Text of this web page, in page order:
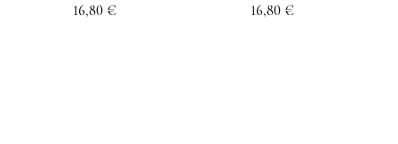
16,80 € 16,80 €